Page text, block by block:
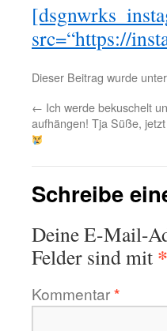
src=“https://
Dieser Beitrag wurde unter
← Ich werde bekuschelt
aufhängen! Tja Süße,
Schreibe
Deine E-Mail-
Felder sind mit *
Kommentar*